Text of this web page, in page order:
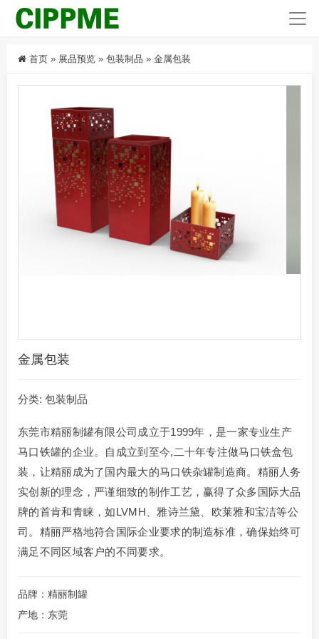
首页 » 展品预览 » 包装制品 » 金属包装
金属包装
分类: 包装制品
东莞市精丽制罐有限公司成立于1999年，是一家专业生产
马口铁罐的企业。自成立到至今,二十年专注做马口铁盒包
装，让精丽成为了国内最大的马口铁杂罐制造商。精丽人务
实创新的理念，严谨细致的制作工艺，赢得了众多国际大品
牌的首肯和青睐，如LVMH、雅诗兰黛、欧莱雅和宝洁等公
司。精丽严格地符合国际企业要求的制造标准，确保始终可
满足不同区域客户的不同要求。
品牌：精丽制罐
产地：东莞